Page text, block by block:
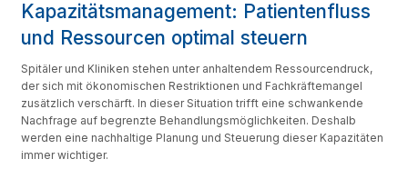
Kapazitätsmanagement: Patientenfluss
und Ressourcen optimal steuern
Spitäler und Kliniken stehen unter anhaltendem Ressourcendruck,
der sich mit ökonomischen Restriktionen und Fachkräftemangel
zusätzlich verschärft. In dieser Situation trifft eine schwankende
Nachfrage auf begrenzte Behandlungsmöglichkeiten. Deshalb
werden eine nachhaltige Planung und Steuerung dieser Kapazitäten
immer wichtiger.